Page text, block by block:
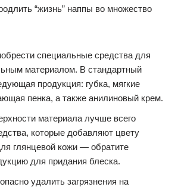
“жизнь” наппы во множество
специальные средства для
материалом. В стандартный
продукция: губка, мягкие
пенка, а также анилиновый крем.
материала лучше всего
которые добавляют цвету
глянцевой кожи — обратите
для придания блеска.
удалить загрязнения на